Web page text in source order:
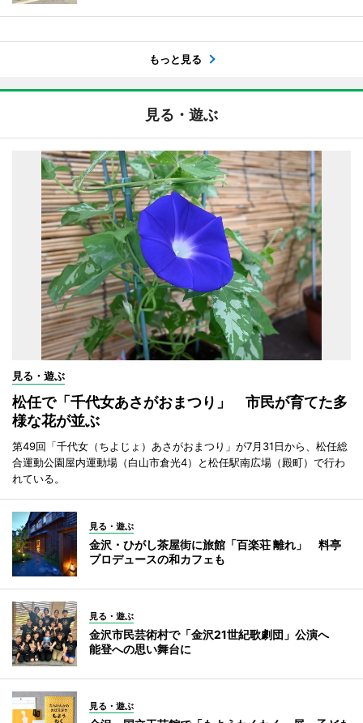
もっと見る
見る・遊ぶ
見る・遊ぶ
松任で「千代女あさがおまつり」 市民が育てた多
様な花が並ぶ
第49回「千代女（ちよじょ）あさがおまつり」が7月31日から、松任総
合運動公園屋内運動場（白山市倉光4）と松任駅南広場（殿町）で行わ
れている。
見る・遊ぶ
金沢・ひがし茶屋街に旅館「百楽荘 離れ」 料亭
プロデュースの和カフェも
見る・遊ぶ
金沢市民芸術村で「金沢21世紀歌劇団」公演へ
能登への思い舞台に
見る・遊ぶ